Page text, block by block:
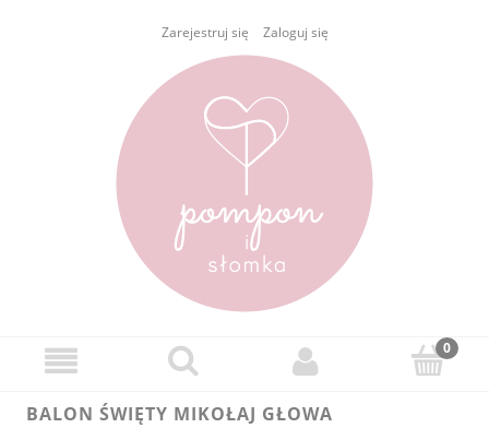
Zarejestruj się Zaloguj się
BALON ŚWIĘTY MIKOŁAJ GŁOWA